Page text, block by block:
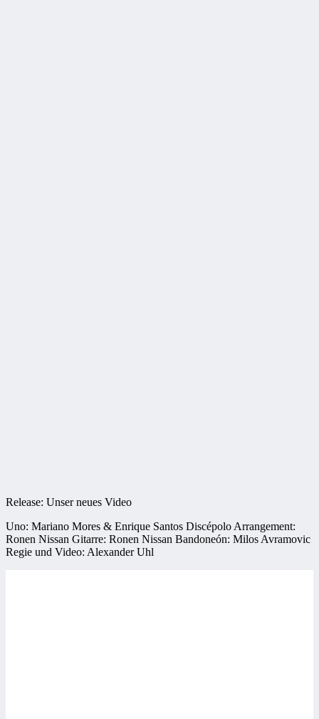
Release: Unser neues Video
Uno: Mariano Mores & Enrique Santos Discépolo Arrangement:
Ronen Nissan Gitarre: Ronen Nissan Bandoneón: Milos Avramovic
Regie und Video: Alexander Uhl